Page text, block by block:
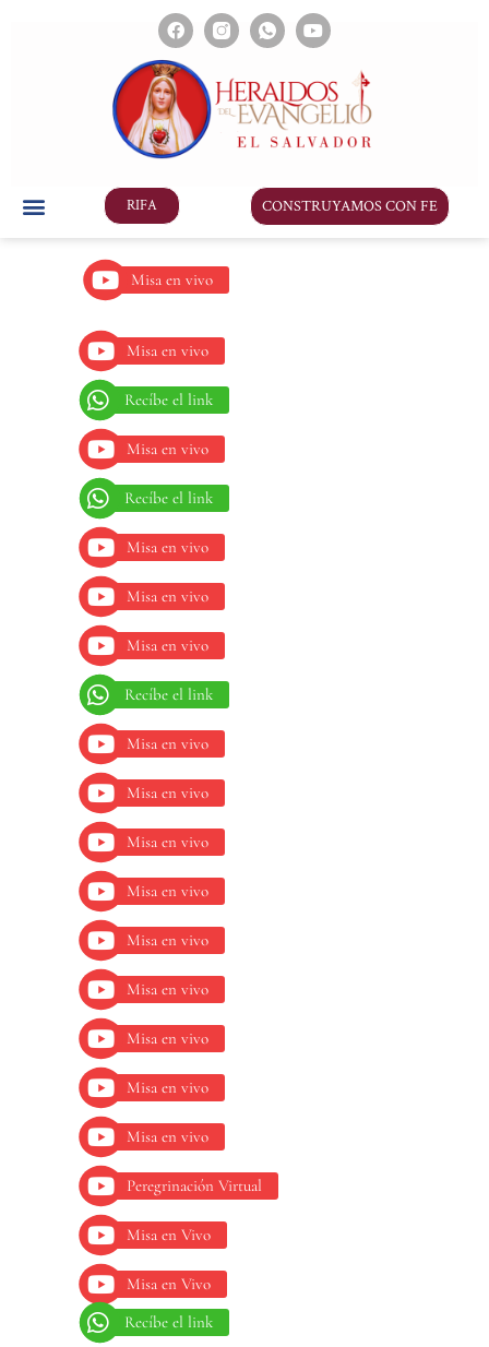
RIFA CONSTRUYAMOS CON FE
Misa en vivo
Misa en vivo
Recíbe el link
Misa en vivo
Recíbe el link
Misa en vivo
Misa en vivo
Misa en vivo
Recíbe el link
Misa en vivo
Misa en vivo
Misa en vivo
Misa en vivo
Misa en vivo
Misa en vivo
Misa en vivo
Misa en vivo
Misa en vivo
Peregrinación Virtual
Misa en Vivo
Misa en Vivo
Recíbe el link